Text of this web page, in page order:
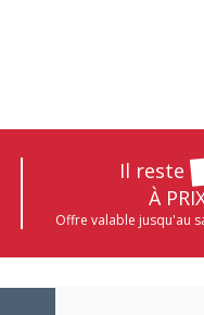
Il reste
À
Offre valable jusqu'au